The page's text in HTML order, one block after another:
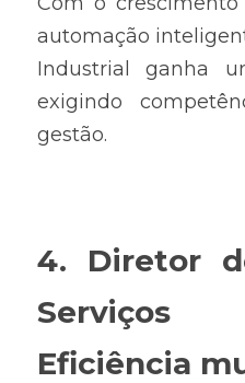
automação
Industrial ganha
exigindo
gestão.
4. Diretor
Serviços
Eficiência